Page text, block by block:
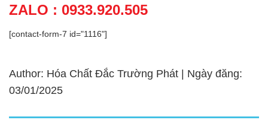
ZALO : 0933.920.505
[contact-form-7 id="1116"]
Author: Hóa Chất Đắc Trường Phát | Ngày đăng:
03/01/2025